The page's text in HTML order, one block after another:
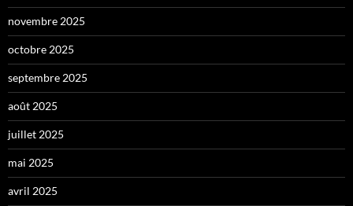
novembre 2025
octobre 2025
septembre 2025
août 2025
juillet 2025
mai 2025
avril 2025